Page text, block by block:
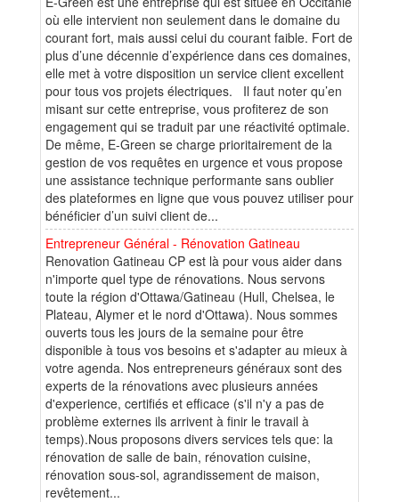
où elle intervient non seulement dans le domaine du
courant fort, mais aussi celui du courant faible. Fort de
plus d’une décennie d’expérience dans ces domaines,
elle met à votre disposition un service client excellent
pour tous vos projets électriques. Il faut noter qu’en
misant sur cette entreprise, vous profiterez de son
engagement qui se traduit par une réactivité optimale.
De même, E-Green se charge prioritairement de la
gestion de vos requêtes en urgence et vous propose
une assistance technique performante sans oublier
des plateformes en ligne que vous pouvez utiliser pour
bénéficier d’un suivi client de...
Entrepreneur Général - Rénovation Gatineau
Renovation Gatineau CP est là pour vous aider dans
n'importe quel type de rénovations. Nous servons
toute la région d'Ottawa/Gatineau (Hull, Chelsea, le
Plateau, Alymer et le nord d'Ottawa). Nous sommes
ouverts tous les jours de la semaine pour être
disponible à tous vos besoins et s'adapter au mieux à
votre agenda. Nos entrepreneurs généraux sont des
experts de la rénovations avec plusieurs années
d'experience, certifiés et efficace (s'il n'y a pas de
problème externes ils arrivent à finir le travail à
temps).Nous proposons divers services tels que: la
rénovation de salle de bain, rénovation cuisine,
rénovation sous-sol, agrandissement de maison,
revêtement...